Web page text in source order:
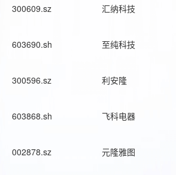
300609.sz 汇纳科技
603690.sh 至纯科技
300596.sz 利安隆
603868.sh 飞科电器
002878.sz 元隆雅图